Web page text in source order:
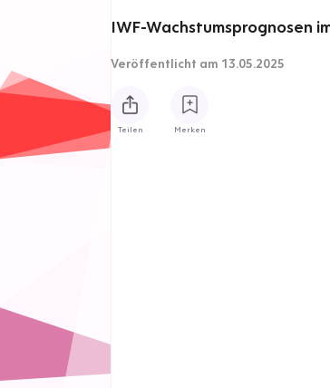
IWF-Wachstumsprognosen
Veröffentlicht am 13.05.2025
Teilen Merken